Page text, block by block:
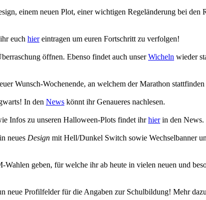
einem neuen Plot, einer wichtigen Regeländerung bei
euch hiereintragen um euren Fortschritt zu verfolgen!
öffnen. Ebenso findet auch unserWicheln wieder
Wunsch-Wochenende, an welchem der Marathon
In den News könnt ihr Genaueres nachlesen.
Infos zu unseren Halloween-Plots findet ihrhierin den News.
neues Design mit Hell/Dunkel Switch sowie Wechselbanner
geben, für welche ihr ab heute in vielen neuen und
neue Profilfelder für die Angaben zur Schulbildung! Mehr